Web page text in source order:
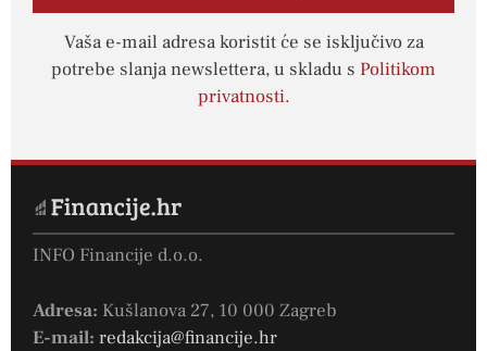
Vaša e-mail adresa koristit će se isključivo za
potrebe slanja newslettera, u skladu s Politikom
privatnosti.
INFO Financije d.o.o.
Adresa: Kušlanova 27, 10 000 Zagreb
E-mail: redakcija@financije.hr